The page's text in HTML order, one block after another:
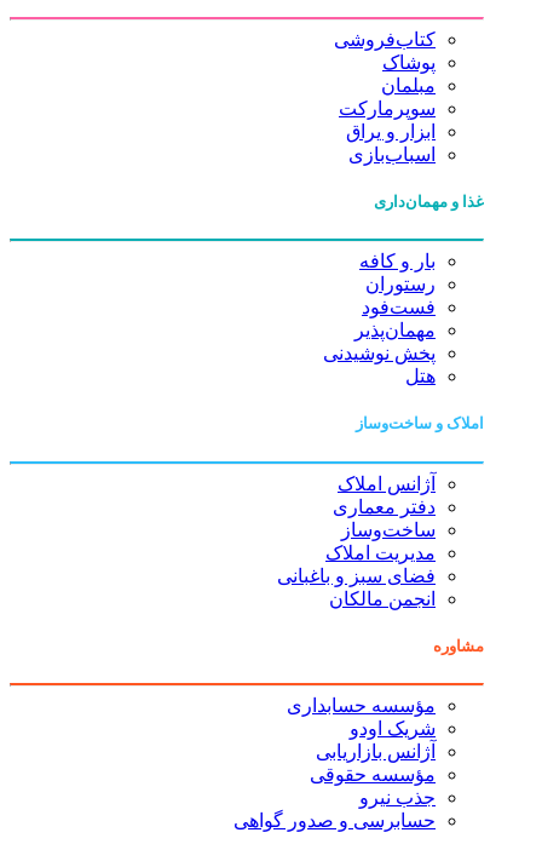
کتاب‌فروشی
پوشاک
مبلمان
سوپرمارکت
ابزار و یراق
اسباب‌بازی
غذا و مهمان‌داری
بار و کافه
رستوران
فست‌فود
مهمان‌پذیر
پخش نوشیدنی
هتل
املاک و ساخت‌وساز
آژانس املاک
دفتر معماری
ساخت‌وساز
مدیریت املاک
فضای سبز و باغبانی
انجمن مالکان
مشاوره
مؤسسه حسابداری
شریک اودو
آژانس بازاریابی
مؤسسه حقوقی
جذب نیرو
حسابرسی و صدور گواهی